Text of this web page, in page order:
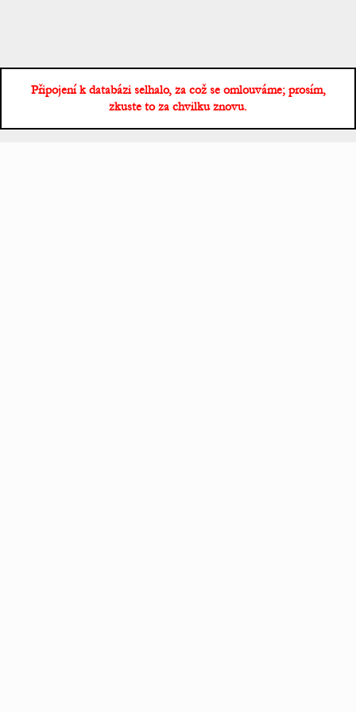
Připojení k databázi selhalo, za což se omlouváme; prosím,
zkuste to za chvilku znovu.